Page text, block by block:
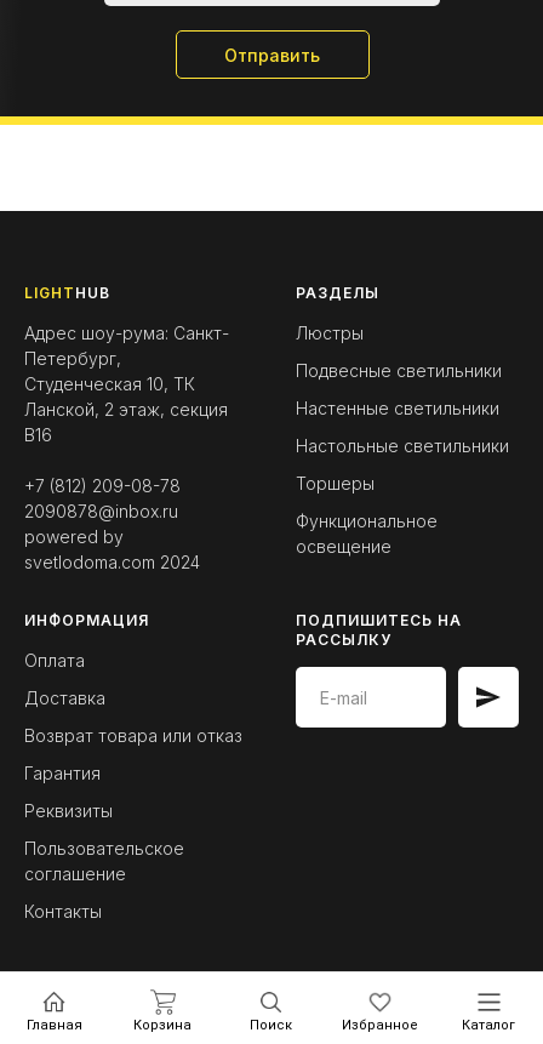
Главная Корзина Поиск Избранное Каталог
Отправить
LIGHT HUB
Адрес шоу-рума: Санкт-
Петербург,
Студенческая 10, ТК
Ланской, 2 этаж, секция
B16
+7 (812) 209-08-78
2090878@inbox.ru
powered by
svetlodoma.com 2024
РАЗДЕЛЫ
Люстры
Подвесные светильники
Настенные светильники
Настольные светильники
Торшеры
Функциональное
освещение
ИНФОРМАЦИЯ
Оплата
Доставка
Возврат товара или отказ
Гарантия
Реквизиты
Пользовательское
соглашение
Контакты
ПОДПИШИТЕСЬ НА
РАССЫЛКУ